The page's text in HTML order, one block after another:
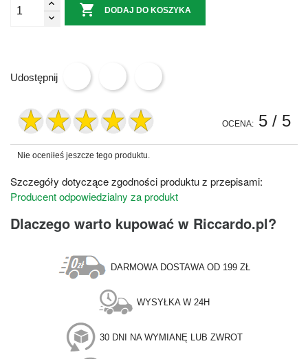
 DODAJ DO KOSZYKA
Udostępnij
OCENA: 5 / 5
Nie oceniłeś jeszcze tego produktu.
Szczegóły dotyczące zgodności produktu z przepisami:
Producent odpowiedzialny za produkt
Dlaczego warto kupować w Riccardo.pl?
DARMOWA DOSTAWA OD 199 ZŁ
WYSYŁKA W 24H
30 DNI NA WYMIANĘ LUB ZWROT